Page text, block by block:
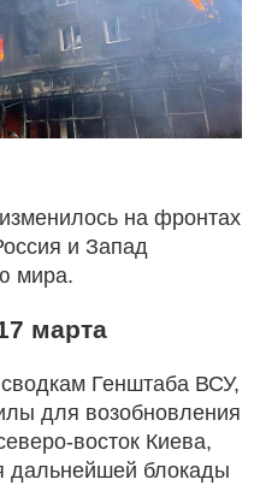
на фронтах
и Запад
мира.
марта
Генштаба ВСУ,
для возобновления
восток Киева,
дальнейшей блокады